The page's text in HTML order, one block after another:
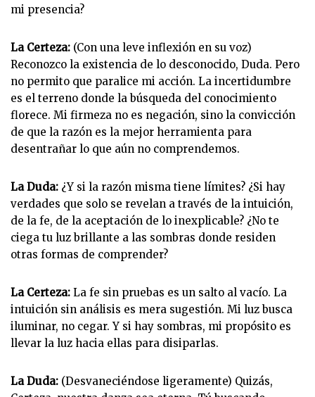
mi presencia?
La Certeza: (Con una leve inflexión en su voz)
Reconozco la existencia de lo desconocido, Duda. Pero
no permito que paralice mi acción. La incertidumbre
es el terreno donde la búsqueda del conocimiento
florece. Mi firmeza no es negación, sino la convicción
de que la razón es la mejor herramienta para
desentrañar lo que aún no comprendemos.
La Duda: ¿Y si la razón misma tiene límites? ¿Si hay
verdades que solo se revelan a través de la intuición,
de la fe, de la aceptación de lo inexplicable? ¿No te
ciega tu luz brillante a las sombras donde residen
otras formas de comprender?
La Certeza: La fe sin pruebas es un salto al vacío. La
intuición sin análisis es mera sugestión. Mi luz busca
iluminar, no cegar. Y si hay sombras, mi propósito es
llevar la luz hacia ellas para disiparlas.
La Duda: (Desvaneciéndose ligeramente) Quizás,